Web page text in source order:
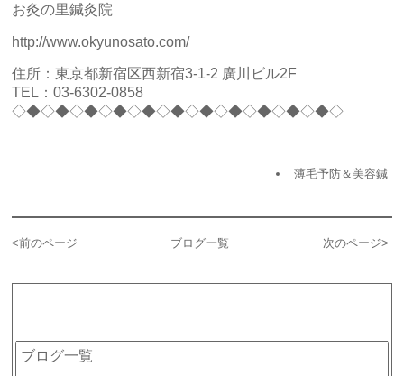
お灸の里鍼灸院
http://www.okyunosato.com/
住所：東京都新宿区西新宿3-1-2 廣川ビル2F
TEL：03-6302-0858
◇◆◇◆◇◆◇◆◇◆◇◆◇◆◇◆◇◆◇◆◇◆◇
薄毛予防＆美容鍼
<前のページ ブログ一覧 次のページ>
ブログ一覧